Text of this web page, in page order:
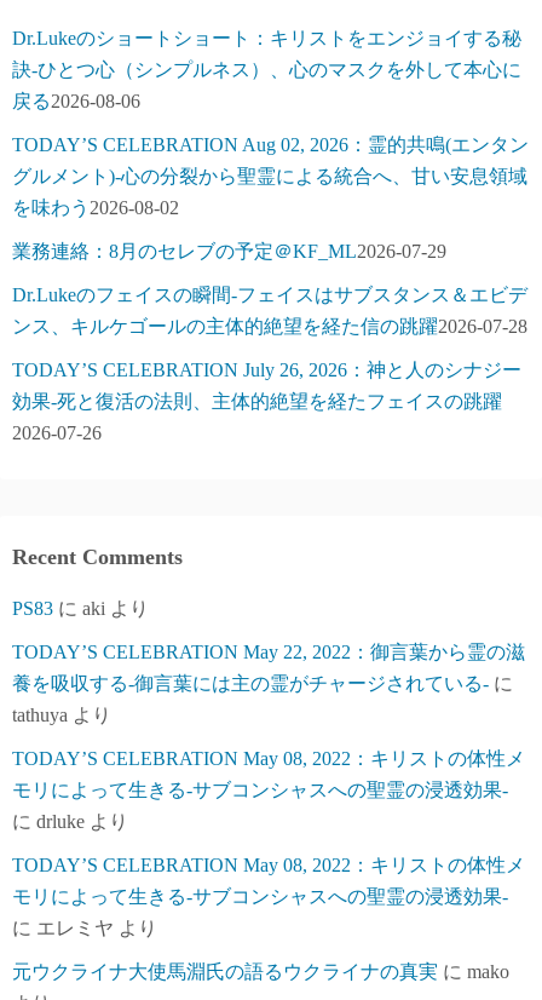
Dr.Lukeのショートショート：キリストをエンジョイする秘
訣-ひとつ心（シンプルネス）、心のマスクを外して本心に
戻る2026-08-06
TODAY’S CELEBRATION Aug 02, 2026：霊的共鳴(エンタン
グルメント)-心の分裂から聖霊による統合へ、甘い安息領域
を味わう 2026-08-02
業務連絡：8月のセレブの予定＠KF_ML2026-07-29
Dr.Lukeのフェイスの瞬間-フェイスはサブスタンス＆エビデ
ンス、キルケゴールの主体的絶望を経た信の跳躍2026-07-28
TODAY’S CELEBRATION July 26, 2026：神と人のシナジー
効果-死と復活の法則、主体的絶望を経たフェイスの跳躍
2026-07-26
Recent Comments
PS83 に aki より
TODAY’S CELEBRATION May 22, 2022：御言葉から霊の滋
養を吸収する-御言葉には主の霊がチャージされている- に
tathuya より
TODAY’S CELEBRATION May 08, 2022：キリストの体性メ
モリによって生きる-サブコンシャスへの聖霊の浸透効果-
に drluke より
TODAY’S CELEBRATION May 08, 2022：キリストの体性メ
モリによって生きる-サブコンシャスへの聖霊の浸透効果-
に エレミヤ より
元ウクライナ大使馬淵氏の語るウクライナの真実 に mako